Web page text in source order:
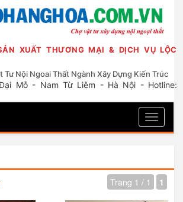
XUẤT THƯƠNG MẠI & DỊCH VỤ LỘC
Tư Nội Ngoai Thất Ngành Xây Dựng Kiến Trúc
Mỗ - Nam Từ Liêm - Hà Nội - Hotline:
Toggle
Trang 1 / 1 1